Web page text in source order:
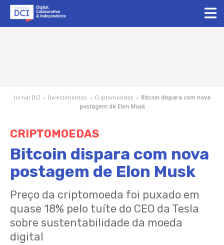
Jornal DCI › Investimentos › Criptomoedas › Bitcoin dispara com nova
postagem de Elon Musk
CRIPTOMOEDAS
Bitcoin dispara com nova
postagem de Elon Musk
Preço da criptomoeda foi puxado em
quase 18% pelo tuíte do CEO da Tesla
sobre sustentabilidade da moeda
digital